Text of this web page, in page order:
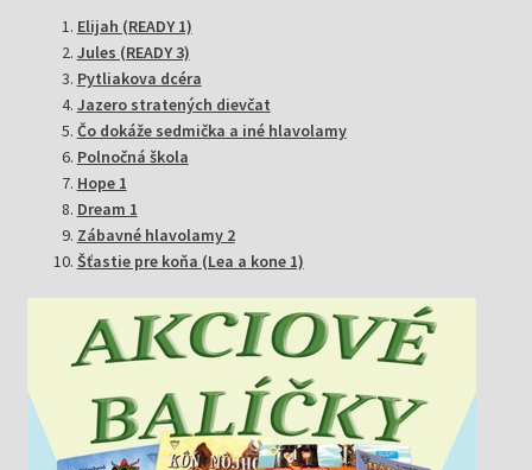
Elijah (READY 1)
Jules (READY 3)
Pytliakova dcéra
Jazero stratených dievčat
Čo dokáže sedmička a iné hlavolamy
Polnočná škola
Hope 1
Dream 1
Zábavné hlavolamy 2
Šťastie pre koňa (Lea a kone 1)